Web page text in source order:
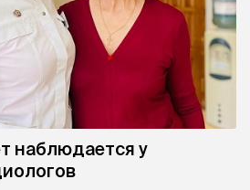
наблюдается у